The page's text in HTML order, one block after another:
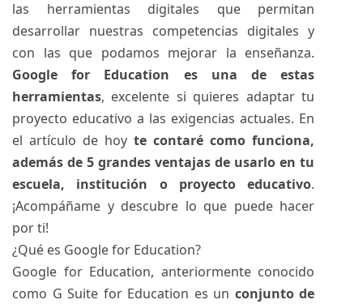
las herramientas digitales que permitan
desarrollar nuestras competencias digitales y
con las que podamos mejorar la enseñanza.
Google for Education es una de estas
herramientas, excelente si quieres adaptar tu
proyecto educativo a las exigencias actuales. En
el artículo de hoy te contaré como funciona,
además de 5 grandes ventajas de usarlo en tu
escuela, institución o proyecto educativo.
¡Acompáñame y descubre lo que puede hacer
por ti!
¿Qué es Google for Education?
Google for Education, anteriormente conocido
como G Suite for Education es un conjunto de